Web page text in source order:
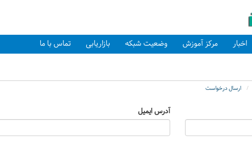
اخبار مرکز آموزش وضعیت شبکه بازاریابی تماس با ما
ارسال درخواست
آدرس ایمیل